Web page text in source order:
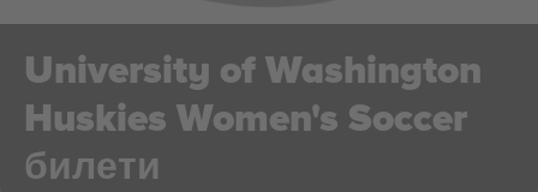
University of Washington
Huskies Women's Soccer
билети